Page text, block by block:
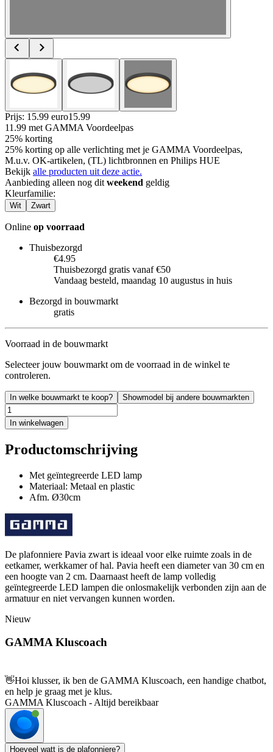
Prijs: 15.99 euro15.99
11.99 met GAMMA Voordeelpas
25% korting
25% korting op alle verlichting met je GAMMA Voordeelpas,
M.u.v. OK-artikelen, (TL) lichtbronnen en Philips HUE
Bekijk alle producten uit deze actie.
Aanbieding alleen nog dit weekend geldig
Kleurfamilie:
Wit Zwart
Online op voorraad
Thuisbezorgd
€4.95
Thuisbezorgd gratis vanaf €50
Vandaag besteld, maandag 10 augustus in huis
Bezorgd in bouwmarkt
gratis
Voorraad in de bouwmarkt
Selecteer jouw bouwmarkt om de voorraad in de winkel te
controleren.
In welke bouwmarkt te koop? Showmodel bij andere bouwmarkten
In winkelwagen
Productomschrijving
Met geïntegreerde LED lamp
Materiaal: Metaal en plastic
Afm. Ø30cm
De plafonniere Pavia zwart is ideaal voor elke ruimte zoals in de
eetkamer, werkkamer of hal. Pavia heeft een diameter van 30 cm en
een hoogte van 2 cm. Daarnaast heeft de lamp volledig
geïntegreerde LED lampen die onlosmakelijk verbonden zijn aan de
armatuur en niet vervangen kunnen worden.
Nieuw
GAMMA Kluscoach
👋Hoi klusser, ik ben de GAMMA Kluscoach, een handige chatbot,
en help je graag met je klus.
GAMMA Kluscoach - Altijd bereikbaar
Hoeveel watt is de plafonniere?